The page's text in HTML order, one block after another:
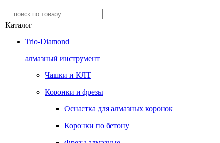
Каталог
Trio-Diamond
алмазный инструмент
Чашки и КЛТ
Коронки и фрезы
Оснастка для алмазных коронок
Коронки по бетону